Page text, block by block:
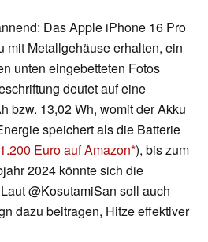
Das Apple iPhone 16 Pro
mit Metallgehäuse erhalten, ein
unten eingebetteten Fotos
deutet auf eine
bzw. 13,02 Wh, womit der Akku
speichert als die Batterie
Euro auf Amazon ), bis zum
2024 könnte sich die
@KosutamiSan soll auch
dazu beitragen, Hitze effektiver